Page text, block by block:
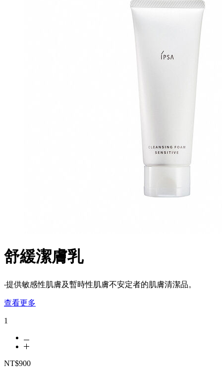
舒緩潔膚乳
‧提供敏感性肌膚及暫時性肌膚不安定者的肌膚清潔品。
查看更多
1
NT$900